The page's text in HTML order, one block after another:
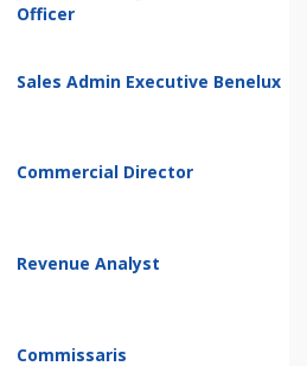
Officer
Sales Admin Executive Benelux
Commercial Director
Revenue Analyst
Commissaris